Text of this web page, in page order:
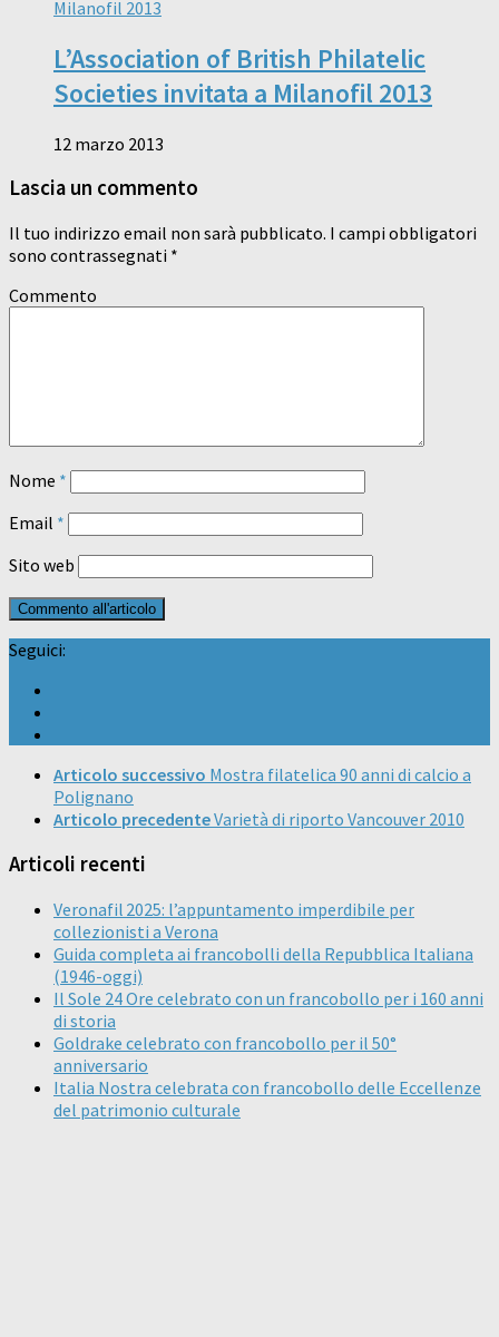
L’Association of British Philatelic
Societies invitata a Milanofil 2013
12 marzo 2013
Lascia un commento
Il tuo indirizzo email non sarà pubblicato. I campi obbligatori
sono contrassegnati *
Commento
Nome *
Email *
Sito web
Seguici:
Articolo successivo Mostra filatelica 90 anni di calcio a
Polignano
Articolo precedenteVarietà di riporto Vancouver 2010
Articoli recenti
Veronafil 2025: l’appuntamento imperdibile per
collezionisti a Verona
Guida completa ai francobolli della Repubblica Italiana
(1946-oggi)
Il Sole 24 Ore celebrato con un francobollo per i 160 anni
di storia
Goldrake celebrato con francobollo per il 50°
anniversario
Italia Nostra celebrata con francobollo delle Eccellenze
del patrimonio culturale